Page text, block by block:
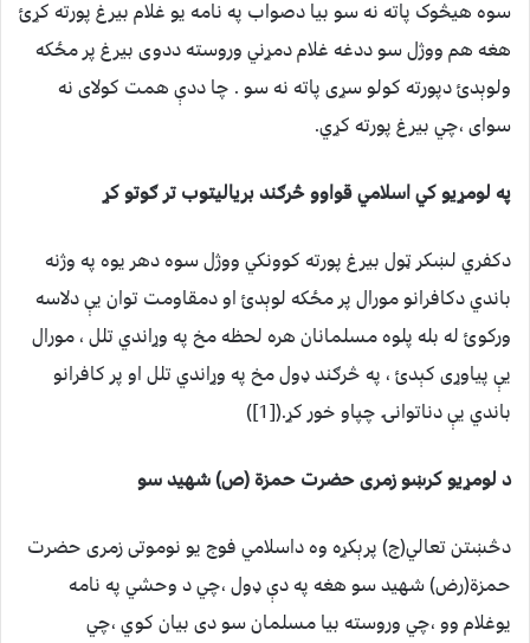
سوه هيڅوک پاته نه سو بيا دصواب په نامه يو غلام بيرغ پورته کړئ
هغه هم ووژل سو ددغه غلام دمړني وروسته ددوى بيرغ پر مځکه
ولوېدئ دپورته کولو سړى پاته نه سو . چا ددې همت کولاى نه
سواى ،چي بيرغ پورته کړي.
په لومړيو کي اسلامي قواوو څرګند برياليتوب تر ګوتو کړ
دکفري لښکر ټول بيرغ پورته کوونکي ووژل سوه دهر يوه په وژنه
باندي دکافرانو مورال پر مځکه لوېدئ او دمقاومت توان يې دلاسه
ورکوئ له بله پلوه مسلمانان هره لحظه مخ په وړاندي تلل ، مورال
يې پياوړى کېدئ ، په څرګند ډول مخ په وړاندي تلل او پر کافرانو
باندي يې دناتوانۍ چپاو خور کړ.([1])
د لومړيو کرښو زمرى حضرت حمزة (ص) شهيد سو
دڅښتن تعالي(ج) پرېکړه وه داسلامي فوج يو نوموتى زمرى حضرت
حمزة(رض) شهيد سو هغه په دې ډول ،چي د وحشي په نامه
يوغلام وو ،چي وروسته بيا مسلمان سو دى بيان کوي ،چي